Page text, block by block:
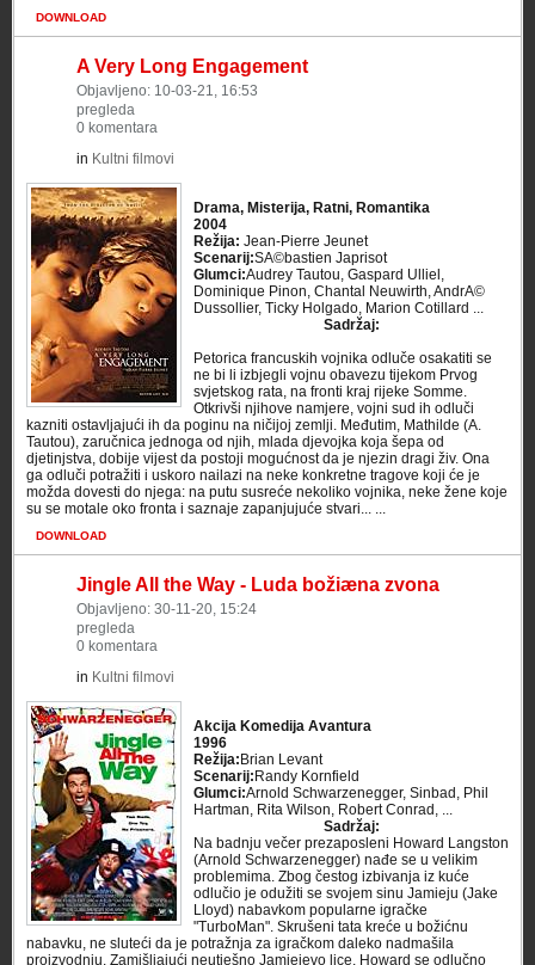
DOWNLOAD
A Very Long Engagement
Objavljeno: 10-03-21, 16:53
pregleda
0 komentara
in Kultni filmovi
Drama, Misterija, Ratni, Romantika
2004
Režija: Jean-Pierre Jeunet
Scenarij:SA©bastien Japrisot
Glumci:Audrey Tautou, Gaspard Ulliel,
Dominique Pinon, Chantal Neuwirth, AndrA©
Dussollier, Ticky Holgado, Marion Cotillard ...
Sadržaj:
Petorica francuskih vojnika odluče osakatiti se
ne bi li izbjegli vojnu obavezu tijekom Prvog
svjetskog rata, na fronti kraj rijeke Somme.
Otkrivši njihove namjere, vojni sud ih odluči
kazniti ostavljajući ih da poginu na ničijoj zemlji. Međutim, Mathilde (A.
Tautou), zaručnica jednoga od njih, mlada djevojka koja šepa od
djetinjstva, dobije vijest da postoji mogućnost da je njezin dragi živ. Ona
ga odluči potražiti i uskoro nailazi na neke konkretne tragove koji će je
možda dovesti do njega: na putu susreće nekoliko vojnika, neke žene koje
su se motale oko fronta i saznaje zapanjujuće stvari... ...
DOWNLOAD
Jingle All the Way - Luda božiæna zvona
Objavljeno: 30-11-20, 15:24
pregleda
0 komentara
in Kultni filmovi
Akcija Komedija Avantura
1996
Režija: Brian Levant
Scenarij: Randy Kornfield
Glumci:Arnold Schwarzenegger, Sinbad, Phil
Hartman, Rita Wilson, Robert Conrad, ...
Sadržaj:
Na badnju večer prezaposleni Howard Langston
(Arnold Schwarzenegger) nađe se u velikim
problemima. Zbog čestog izbivanja iz kuće
odlučio je odužiti se svojem sinu Jamieju (Jake
Lloyd) nabavkom popularne igračke
"TurboMan". Skrušeni tata kreće u božićnu
nabavku, ne sluteći da je potražnja za igračkom daleko nadmašila
proizvodnju. Zamišljajući neutješno Jamiejevo lice, Howard se odlučno